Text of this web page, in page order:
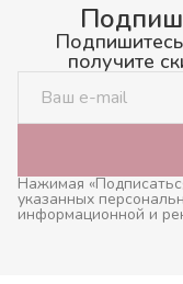
получите
Нажимая
указанных
информационной и